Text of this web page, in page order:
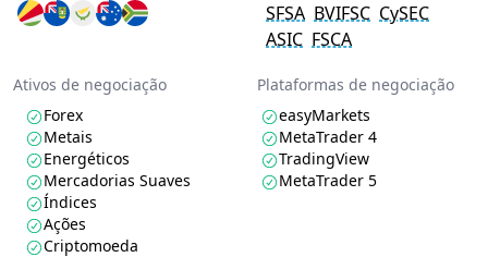
SFSA BVIFSC CySEC
ASIC FSCA
Ativos de negociação
Forex
Metais
Energéticos
Mercadorias Suaves
Índices
Ações
Criptomoeda
Plataformas de negociação
easyMarkets
MetaTrader 4
TradingView
MetaTrader 5